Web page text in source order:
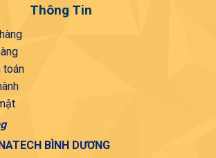
Thông Tin
toán
BÌNH DƯƠNG